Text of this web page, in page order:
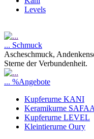
Levels
... Schmuck
Ascheschmuck,
Sterne der Verbundenheit.
... %Angebote
Kupferurne KANI
Keramikurne SAFAA
Kupferurne LEVEL
Kleintierurne Oury